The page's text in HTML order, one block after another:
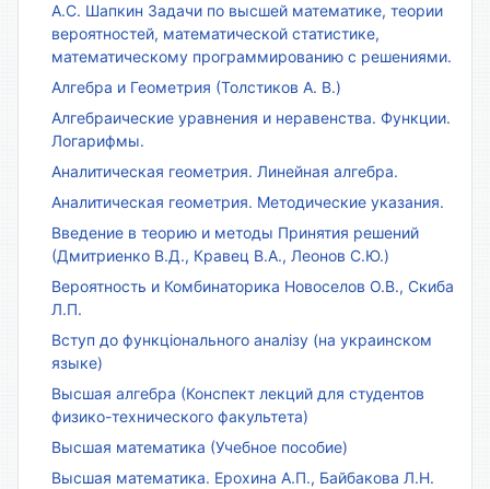
А.С. Шапкин Задачи по высшей математике, теории
вероятностей, математической статистике,
математическому программированию с решениями.
Алгебра и Геометрия (Толстиков А. В.)
Алгебраические уравнения и неравенства. Функции.
Логарифмы.
Аналитическая геометрия. Линейная алгебра.
Аналитическая геометрия. Методические указания.
Введение в теорию и методы Принятия решений
(Дмитриенко В.Д., Кравец В.А., Леонов С.Ю.)
Вероятность и Комбинаторика Новоселов О.В., Скиба
Л.П.
Вступ до функціонального аналізу (на украинском
языке)
Высшая алгебра (Конспект лекций для студентов
физико-технического факультета)
Высшая математика (Учебное пособие)
Высшая математика. Ерохина А.П., Байбакова Л.Н.